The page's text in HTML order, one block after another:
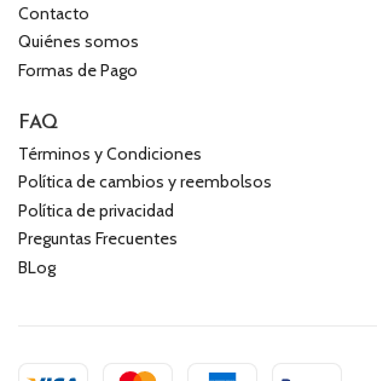
Contacto
Quiénes somos
Formas de Pago
FAQ
Términos y Condiciones
Política de cambios y reembolsos
Política de privacidad
Preguntas Frecuentes
BLog